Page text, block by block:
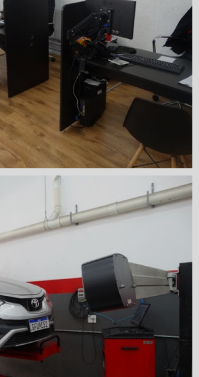
CORREIAS DENTADAS
CORREIA DENTADA LAND ROVER
DA LAND ROVER CORREIA DENTADA
CORREIA DENTADA MANUTENÇÃO
CORREIA DENTADA SÃO PAULO
MANUTENÇÃO CONSERTO REPARO
OFICINA MECÂNICA
CONSERTO MANUTENÇÃO DE
HIDRÁULICA CONSERTO DIREÇÃO